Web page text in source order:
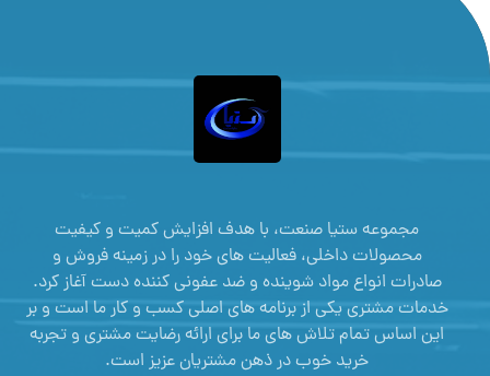
مجموعه ستیا صنعت، با هدف افزایش کمیت و کیفیت
محصولات داخلی، فعالیت های خود را در زمینه فروش و
صادرات انواع مواد شوینده و ضد عفونی کننده دست آغاز کرد.
خدمات مشتری یکی از برنامه های اصلی کسب و کار ما است و بر
این اساس تمام تلاش های ما برای ارائه رضایت مشتری و تجربه
خرید خوب در ذهن مشتریان عزیز است.